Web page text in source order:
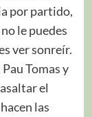
por partido,
le puedes
ver sonreír.
Tomas y
el
las